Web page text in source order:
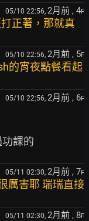
05/10 22:56, 2月前 , 4F
正著，那就真
05/10 22:56, 2月前 , 5F
的宵夜點餐看起
05/10 22:56, 2月前 , 6F
05/11 02:30, 2月前 , 7F
厲害耶 瑞瑞直接
05/11 02:30, 2月前 , 8F